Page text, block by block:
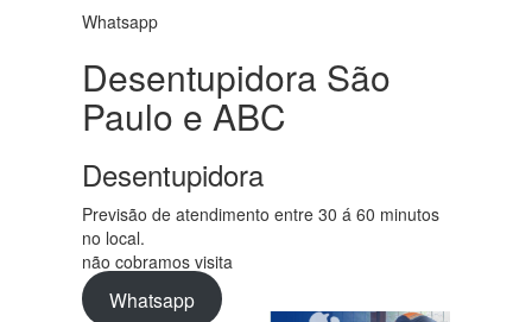
Whatsapp
Desentupidora São
Paulo e ABC
Desentupidora
Previsão de atendimento entre 30 á 60 minutos
no local.
não cobramos visita
Whatsapp